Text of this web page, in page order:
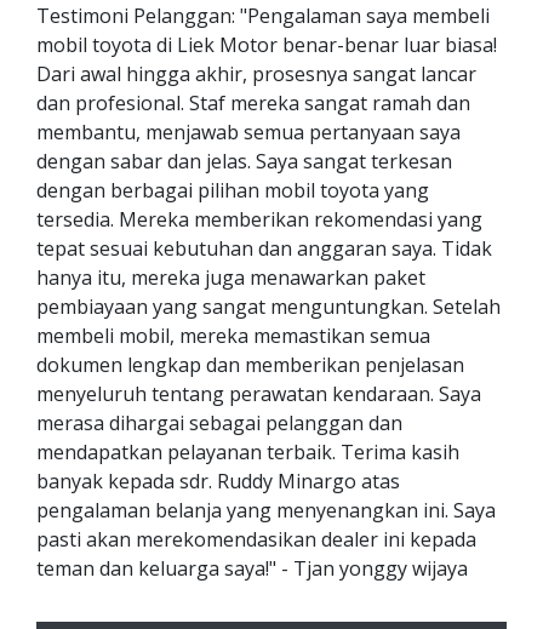
Testimoni Pelanggan: "Pengalaman saya membeli
mobil toyota di Liek Motor benar-benar luar biasa!
Dari awal hingga akhir, prosesnya sangat lancar
dan profesional. Staf mereka sangat ramah dan
membantu, menjawab semua pertanyaan saya
dengan sabar dan jelas. Saya sangat terkesan
dengan berbagai pilihan mobil toyota yang
tersedia. Mereka memberikan rekomendasi yang
tepat sesuai kebutuhan dan anggaran saya. Tidak
hanya itu, mereka juga menawarkan paket
pembiayaan yang sangat menguntungkan. Setelah
membeli mobil, mereka memastikan semua
dokumen lengkap dan memberikan penjelasan
menyeluruh tentang perawatan kendaraan. Saya
merasa dihargai sebagai pelanggan dan
mendapatkan pelayanan terbaik. Terima kasih
banyak kepada sdr. Ruddy Minargo atas
pengalaman belanja yang menyenangkan ini. Saya
pasti akan merekomendasikan dealer ini kepada
teman dan keluarga saya!" - Tjan yonggy wijaya